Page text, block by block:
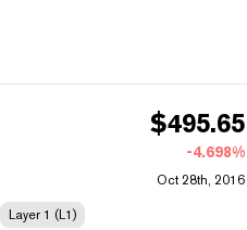
$495.65
-4.698%
Oct 28th, 2016
Layer 1 (L1)